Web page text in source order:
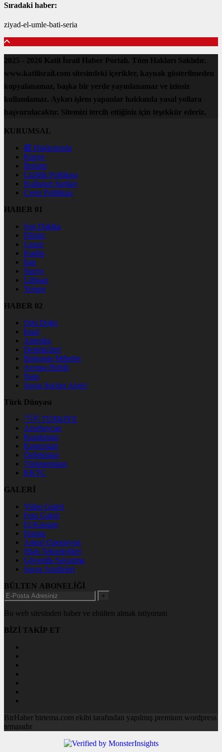
Sıradaki haber:
ziyad-el-umle-bati-seria
2025 - 2026 Katil İsrail Haber Portalı. Tüm Hakları Saklıdır.
www.katilisrail.com sitesindeki içerikler, kaynak gösterilmeden
kopyalanamaz, başka bir yerde yayınlanamaz ve izinsiz
kullanılamaz. Aykırı işlem yapanlar hakkında yasal yollara
başvurulacaktır. Sitemizi tercih ettiğiniz için teşekkür ederiz.
KURUMSAL
📰 Hakkımızda
Künye
İletişim
Gizlilik Politikası
Kullanım Şartları
Çerez Politikası
HABER 01
Son Dakika
Filistin
Gazze
Kudüs
İran
Suriye
Lübnan
Yemen
HABER 02
Orta Doğu
İsrail
Amerika
Destekçileri
Birleşmiş Milletler
Avrupa Birliği
Nato
Savaş Suçları Arşivi
Türk Dünyası
🇹🇷 TÜRKİYE
Azerbaycan
Kazakistan
Kırgızistan
Özbekistan
Türkmenistan
KKTC
GALERİ
Video Galeri
Foto Galeri
El-Kassam
Hamas
Askeri Operasyon
Silah Teknolojileri
Güvenlik-Savunma
Savaş Analizleri
BÜLTEN ABONELİĞİ
+
Bu web sitesinden haber ve ebülten almak istiyorum
BİZİ TAKİP ET
BirHaber birtema.com ekibi tarafından yapılmış premium wordpress
temasıdır